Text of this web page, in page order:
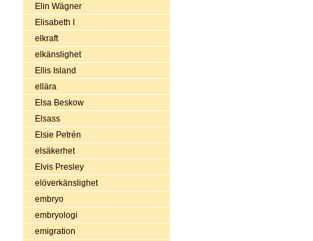
Elin Wägner
Elisabeth I
elkraft
elkänslighet
Ellis Island
ellära
Elsa Beskow
Elsass
Elsie Petrén
elsäkerhet
Elvis Presley
elöverkänslighet
embryo
embryologi
emigration